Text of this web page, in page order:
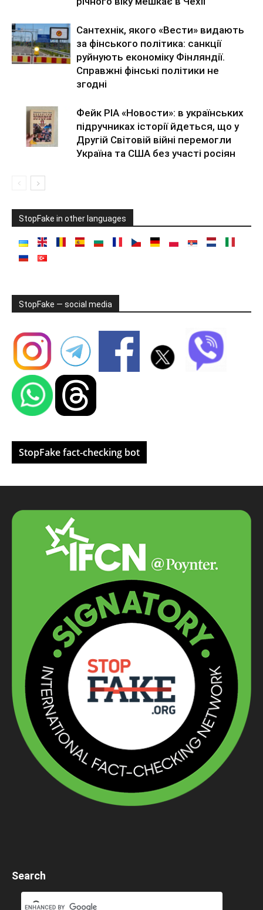
Сантехнік, якого «Вести» видають
за фінського політика: санкції
руйнують економіку Фінляндії.
Справжні фінські політики не
згодні
Фейк РІА «Новости»: в українських
підручниках історії йдеться, що у
Другій Світовій війні перемогли
Україна та США без участі росіян
StopFake in other languages
StopFake — social media
StopFake fact-checking bot
Search